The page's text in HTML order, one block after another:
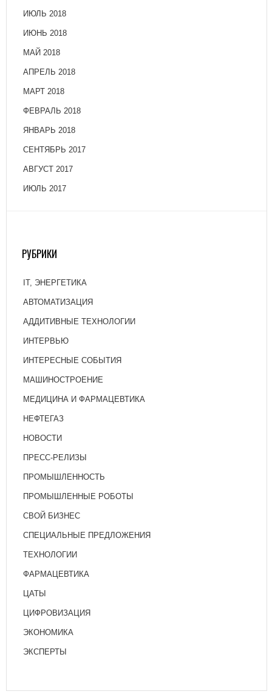
ИЮЛЬ 2018
ИЮНЬ 2018
МАЙ 2018
АПРЕЛЬ 2018
МАРТ 2018
ФЕВРАЛЬ 2018
ЯНВАРЬ 2018
СЕНТЯБРЬ 2017
АВГУСТ 2017
ИЮЛЬ 2017
РУБРИКИ
IT, ЭНЕРГЕТИКА
АВТОМАТИЗАЦИЯ
АДДИТИВНЫЕ ТЕХНОЛОГИИ
ИНТЕРВЬЮ
ИНТЕРЕСНЫЕ СОБЫТИЯ
МАШИНОСТРОЕНИЕ
МЕДИЦИНА И ФАРМАЦЕВТИКА
НЕФТЕГАЗ
НОВОСТИ
ПРЕСС-РЕЛИЗЫ
ПРОМЫШЛЕННОСТЬ
ПРОМЫШЛЕННЫЕ РОБОТЫ
СВОЙ БИЗНЕС
СПЕЦИАЛЬНЫЕ ПРЕДЛОЖЕНИЯ
ТЕХНОЛОГИИ
ФАРМАЦЕВТИКА
ЦАТЫ
ЦИФРОВИЗАЦИЯ
ЭКОНОМИКА
ЭКСПЕРТЫ